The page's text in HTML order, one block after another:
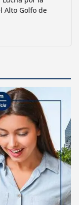
Alto Golfo de